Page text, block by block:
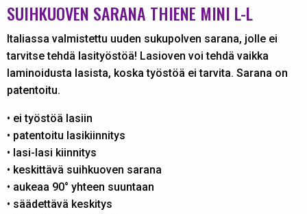
SUIHKUOVEN SARANA THIENE MINI L-L
Italiassa valmistettu uuden sukupolven sarana, jolle ei
tarvitse tehdä lasityöstöä! Lasioven voi tehdä vaikka
laminoidusta lasista, koska työstöä ei tarvita. Sarana on
patentoitu.
• ei työstöä lasiin
• patentoitu lasikiinnitys
• lasi-lasi kiinnitys
• keskittävä suihkuoven sarana
• aukeaa 90° yhteen suuntaan
• säädettävä keskitys